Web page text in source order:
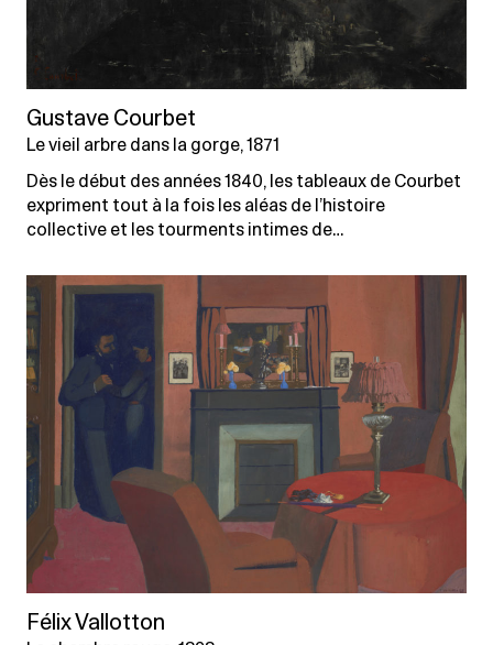
Gustave Courbet
Le vieil arbre dans la gorge, 1871
Dès le début des années 1840, les tableaux de Courbet
expriment tout à la fois les aléas de l’histoire
collective et les tourments intimes de…
Félix Vallotton